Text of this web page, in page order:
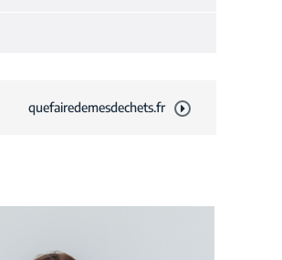
quefairedemesdechets.fr